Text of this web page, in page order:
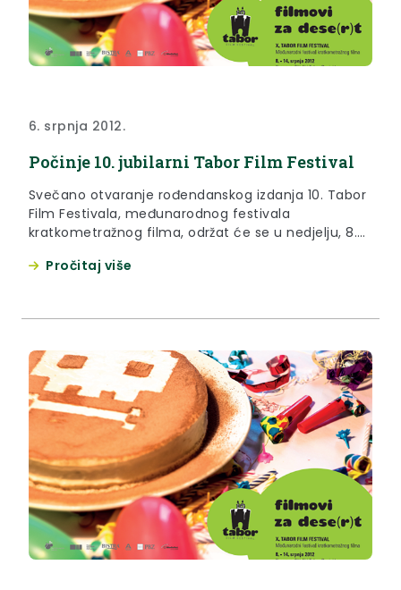
6. srpnja 2012.
Počinje 10. jubilarni Tabor Film Festival
Svečano otvaranje rođendanskog izdanja 10. Tabor
Film Festivala, međunarodnog festivala
kratkometražnog filma, održat će se u nedjelju, 8.
Festival se otvara filmom Nedjelje/Sundays
zatvaranja festivala, 14. srpnja.
Pročitaj više